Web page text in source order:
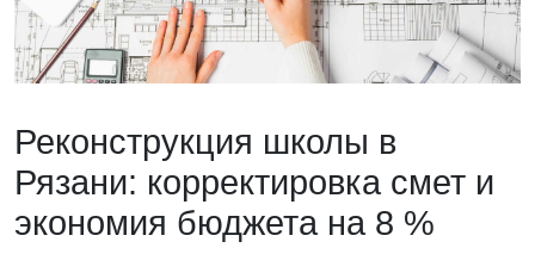
Реконструкция школы в
Рязани: корректировка смет и
экономия бюджета на 8 %